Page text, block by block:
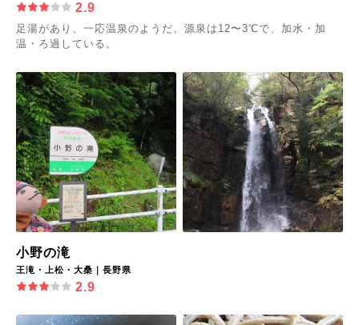
2.9
足湯があり、一応温泉のようだ。源泉は12〜3℃で、加水・加
温・ろ過している。
小野の滝
王滝・上松・大桑｜長野県
2.9